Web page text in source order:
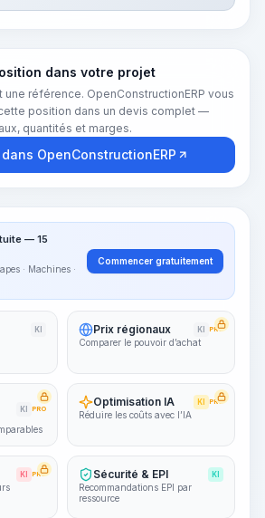
dans votre projet
référence. OpenConstructionERP vous
position dans un devis complet —
quantités et marges.
OpenConstructionERP
— 15
· Machines ·
Commencer gratuitement
KI Prix régionaux KI PRO
Comparer le pouvoir d’achat
KI PRO
Optimisation IA KI PRO
Réduire les coûts avec l’IA
KI PRO Sécurité & EPI KI
Recommandations EPI par
ressource